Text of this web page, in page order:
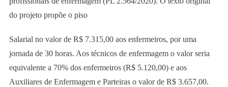
do projeto propõe o piso
Salarial no valor de R$ 7.315,00 aos enfermeiros, por uma
jornada de 30 horas. Aos técnicos de enfermagem o valor seria
equivalente a 70% dos enfermeiros (R$ 5.120,00) e aos
Auxiliares de Enfermagem e Parteiras o valor de R$ 3.657,00.